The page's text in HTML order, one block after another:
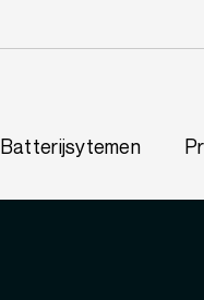
Batterijsytemen